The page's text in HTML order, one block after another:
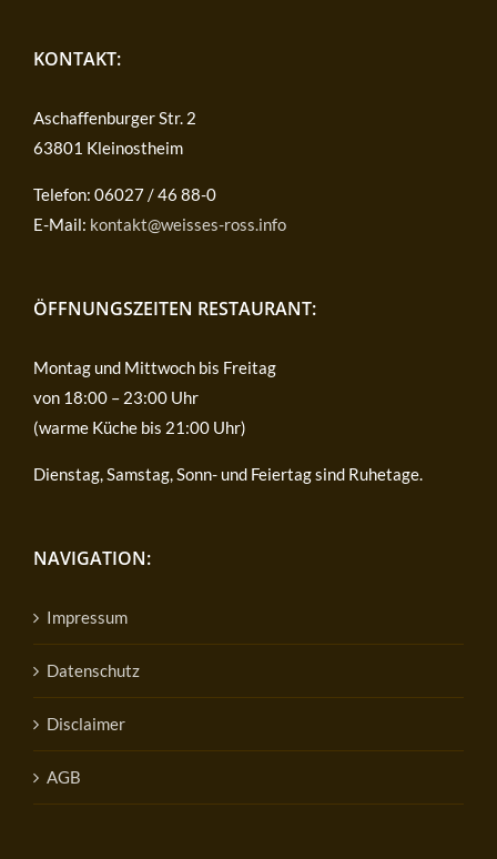
KONTAKT:
Aschaffenburger Str. 2
63801 Kleinostheim
Telefon: 06027 / 46 88-0
E-Mail: kontakt@weisses-ross.info
ÖFFNUNGSZEITEN RESTAURANT:
Montag und Mittwoch bis Freitag
von 18:00 – 23:00 Uhr
(warme Küche bis 21:00 Uhr)
Dienstag, Samstag, Sonn- und Feiertag sind Ruhetage.
NAVIGATION:
Impressum
Datenschutz
Disclaimer
AGB